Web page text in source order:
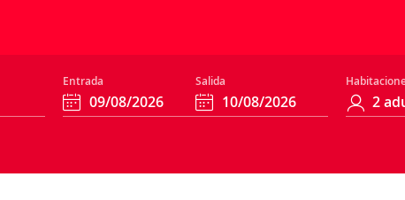
Entrada Salida